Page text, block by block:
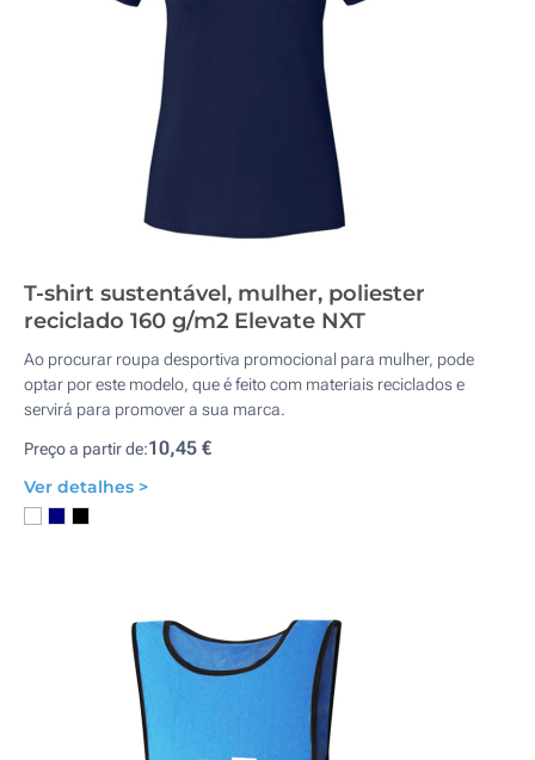
T-shirt sustentável, mulher, poliester
reciclado 160 g/m2 Elevate NXT
Ao procurar roupa desportiva promocional para mulher, pode
optar por este modelo, que é feito com materiais reciclados e
servirá para promover a sua marca.
Preço a partir de:10,45 €
Ver detalhes >